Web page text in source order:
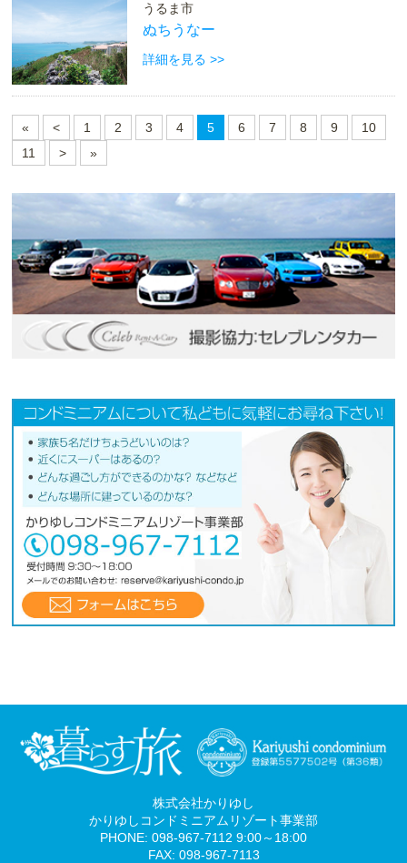
うるま市
ぬちうなー
詳細を見る >>
« < 1 2 3 4 5 6 7 8 9
10
11
> »
株式会社かりゆし
かりゆしコンドミニアムリゾート事業部
PHONE: 098-967-7112 9:00～18:00
FAX: 098-967-7113